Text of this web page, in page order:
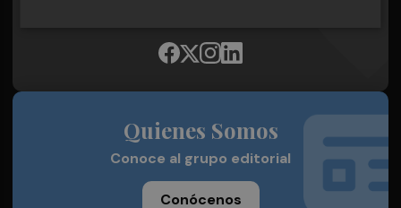
Quienes Somos
Conoce al grupo editorial
Conócenos